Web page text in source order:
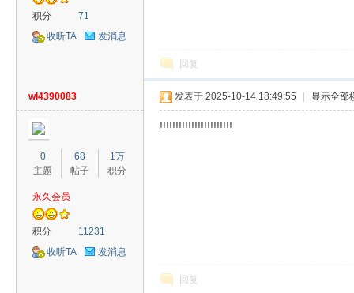
积分
71
收听TA
发消息
回复
wl4390083
0
主题
68
帖子
1万
积分
永久会员
积分
11231
收听TA
发消息
发表于 2025-10-14 18:49:55 显示全部
!!!!!!!!!!!!!!!!!!!!!!!
回复